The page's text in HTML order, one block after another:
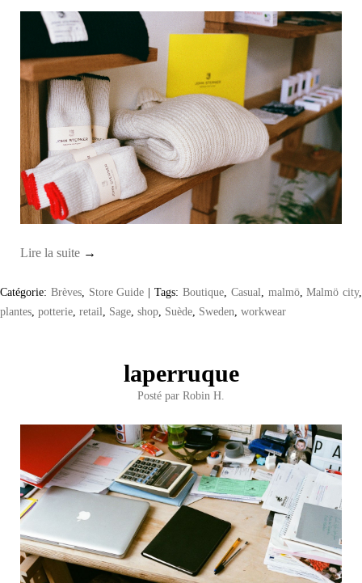
Lire la suite →
Catégorie: Brèves, Store Guide |Tags: Boutique, Casual, malmö,Malmö city,
plantes, potterie, retail, Sage, shop, Suède, Sweden, workwear
laperruque
Posté par Robin H.